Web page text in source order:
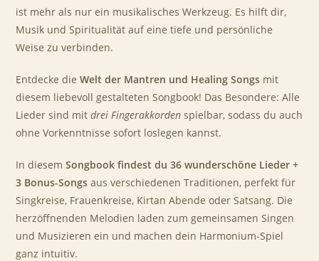
ist mehr als nur ein musikalisches Werkzeug. Es hilft dir,
Musik und Spiritualität auf eine tiefe und persönliche
Weise zu verbinden.
Entdecke dieWelt der Mantren und Healing Songs mit
diesem liebevoll gestalteten Songbook! Das Besondere: Alle
Lieder sind mitdrei Fingerakkorden spielbar, sodass du auch
ohne Vorkenntnisse sofort loslegen kannst.
In diesemSongbook findest du 36 wunderschöne Lieder +
3 Bonus-Songs aus verschiedenen Traditionen, perfekt für
Singkreise, Frauenkreise, Kirtan Abende oder Satsang. Die
herzöffnenden Melodien laden zum gemeinsamen Singen
und Musizieren ein und machen dein Harmonium-Spiel
ganz intuitiv.